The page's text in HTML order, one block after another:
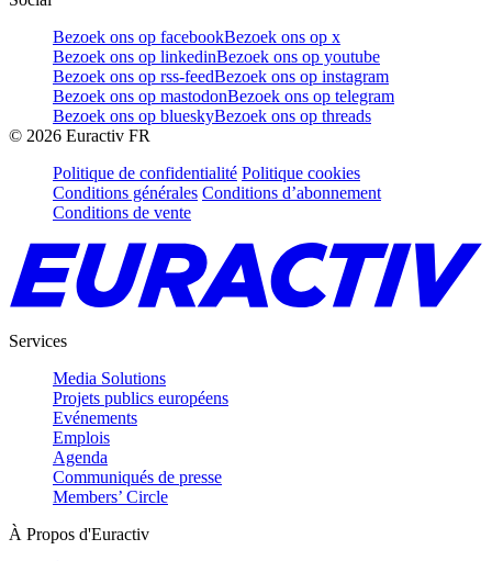
Bezoek ons op facebookBezoek ons op x
Bezoek ons op linkedinBezoek ons op youtube
Bezoek ons op rss-feedBezoek ons op instagram
Bezoek ons op mastodonBezoek ons op telegram
Bezoek ons op blueskyBezoek ons op threads
© 2026 Euractiv FR
Politique de confidentialité Politique cookies
Conditions générales Conditions d’abonnement
Conditions de vente
Services
Media Solutions
Projets publics européens
Evénements
Emplois
Agenda
Communiqués de presse
Members’ Circle
À Propos d'Euractiv